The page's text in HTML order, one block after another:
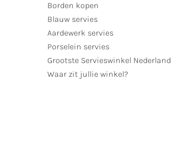
Borden kopen
Blauw servies
Aardewerk servies
Porselein servies
Grootste Servieswinkel Nederland
Waar zit jullie winkel?